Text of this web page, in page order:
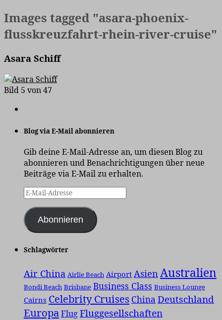
Images tagged "asara-phoenix-
flusskreuzfahrt-rhein-river-cruise"
Asara Schiff
Bild 5 von 47
Blog via E-Mail abonnieren
Gib deine E-Mail-Adresse an, um diesen Blog zu
abonnieren und Benachrichtigungen über neue
Beiträge via E-Mail zu erhalten.
E-
Adresse
Abonnieren
Schlagwörter
Air China Airlie Beach Airport AsienAustralien
Bondi Beach Brisbane Business Class Business Lounge
Cairns Celebrity Cruises China Deutschland
EuropaFlugFluggesellschaften